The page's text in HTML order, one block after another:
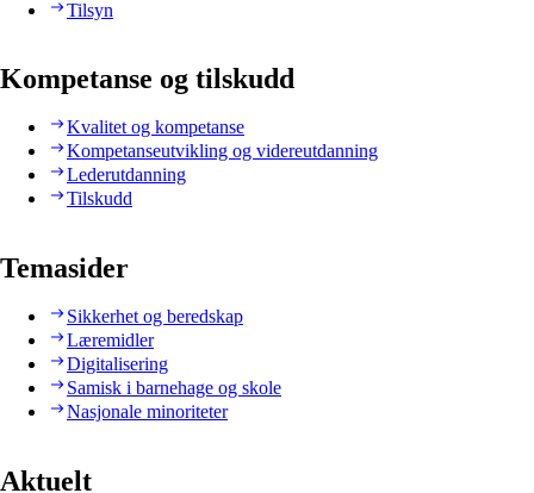
Tilsyn
Kompetanse og tilskudd
Kvalitet og kompetanse
Kompetanseutvikling og videreutdanning
Lederutdanning
Tilskudd
Temasider
Sikkerhet og beredskap
Læremidler
Digitalisering
Samisk i barnehage og skole
Nasjonale minoriteter
Aktuelt